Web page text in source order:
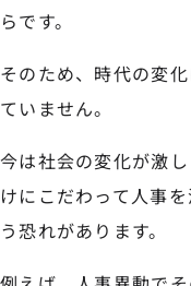
らです。
そのため、時代の変
ていません。
今は社会の変化が激
けにこだわって人事
う恐れがあります。